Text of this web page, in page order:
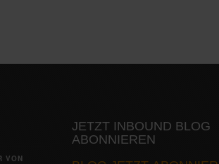
VON
JETZT INBOUND BLOG
ABONNIEREN